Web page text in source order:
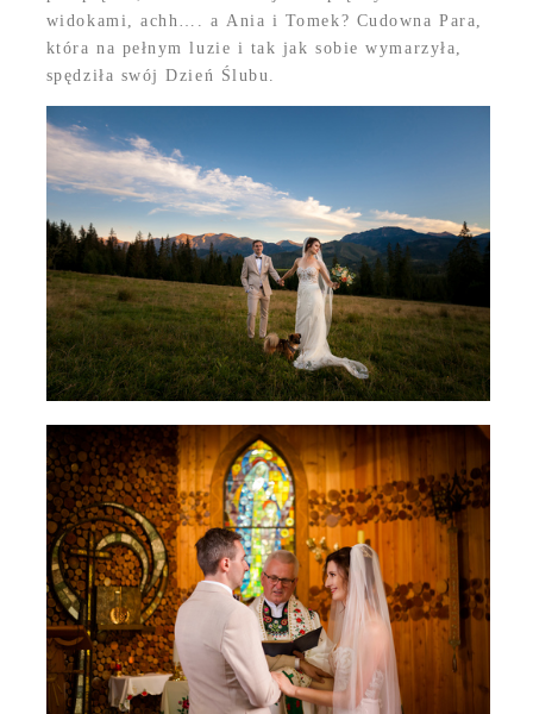
widokami, achh…. a Ania i Tomek? Cudowna Para,
która na pełnym luzie i tak jak sobie wymarzyła,
spędziła swój Dzień Ślubu.